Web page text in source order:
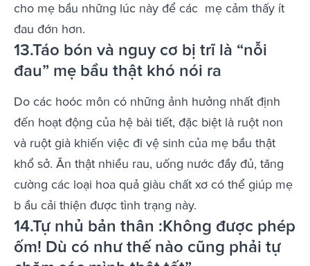
cho mẹ bầu những lúc này để các mẹ cảm thấy ít
đau đớn hơn.
13.Táo bón và nguy cơ bị trĩ là “nỗi
đau” mẹ bầu thật khó nói ra
Do các hoóc môn có những ảnh hưởng nhất định
đến hoạt động của hệ bài tiết, đặc biệt là ruột non
và ruột già khiến việc đi vệ sinh của mẹ bầu thật
khổ sở. Ăn thật nhiều rau, uống nước đầy đủ, tăng
cường các loại hoa quả giàu chất xơ có thể giúp mẹ
b ầu cải thiện được tình trạng này.
14.Tự nhủ bản thân :Không được phép
ốm! Dù có như thế nào cũng phải tự